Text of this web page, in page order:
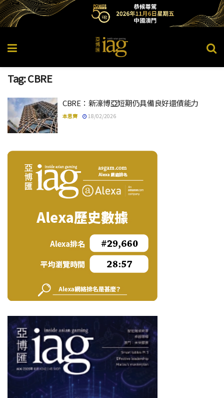
Tag:CBRE
CBRE：新濠博亞短期仍具備良好還債能力
本思齊 18/02/2026